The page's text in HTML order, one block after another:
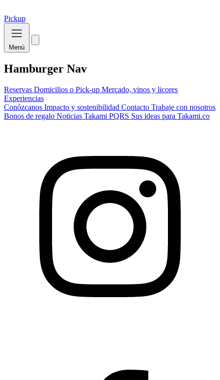
Pickup
Menú
Hamburger Nav
Reservas Domicilios o Pick-up Mercado, vinos y licores
Experiencias
Conózcanos Impacto y sostenibilidad Contacto Trabaje con nosotros
Bonos de regalo Noticias Takami PQRS Sus ideas para Takami.co